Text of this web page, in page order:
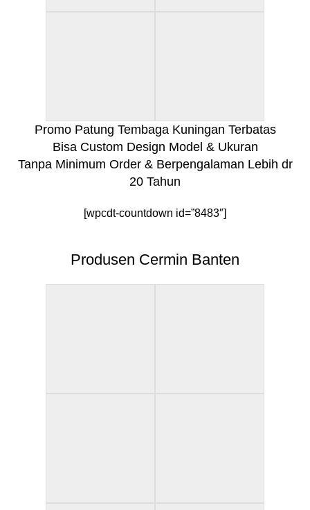
Promo Patung Tembaga Kuningan Terbatas
Bisa Custom Design Model & Ukuran
Tanpa Minimum Order & Berpengalaman Lebih dr
20 Tahun
[wpcdt-countdown id=”8483″]
Produsen Cermin Banten